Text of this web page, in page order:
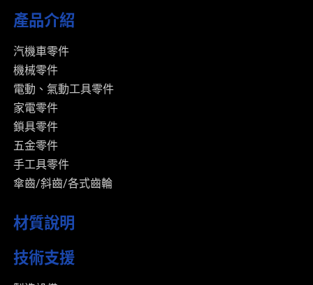
產品介紹
汽機車零件
機械零件
電動、氣動工具零件
家電零件
鎖具零件
五金零件
手工具零件
傘齒/斜齒/各式齒輪
材質說明
技術支援